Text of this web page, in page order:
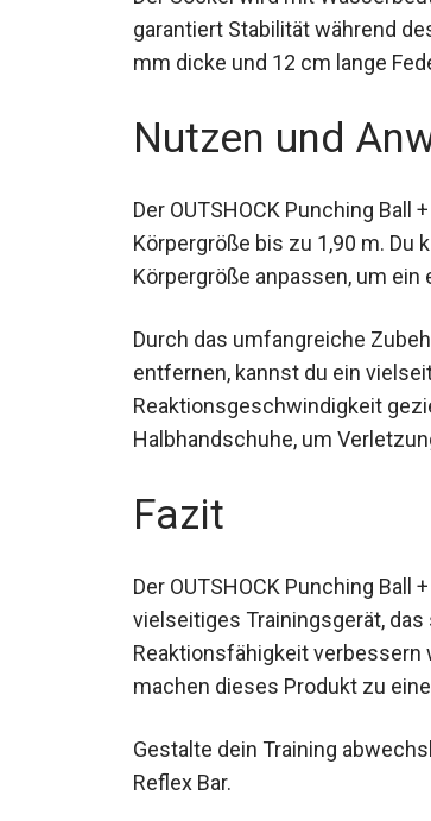
garantiert Stabilität während
mm dicke und 12 cm lange
Nutzen und
Der OUTSHOCK Punching
Körpergröße bis zu 1,90 m. Du
Körpergröße anpassen, um
Durch das umfangreiche
entfernen, kannst du ein
Reaktionsgeschwindigkeit
oder Halbhandschuhe, um
Fazit
Der OUTSHOCK Punching
vielseitiges Trainingsgerät,
und Reaktionsfähigkeit
Coaching machen dieses
Gestalte dein Training
+ Reflex Bar.